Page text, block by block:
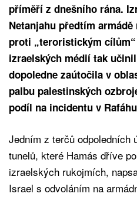
příměří z dnešního rána.
Netanjahu předtím
proti „teroristickým cílům“
izraelských médií tak
dopoledne zaútočila v
palbu palestinských
podíl na incidentu v
Jedním z terčů odpoledních
tunelů, které Hamás dříve
izraelských rukojmích,
Israel s odvoláním na